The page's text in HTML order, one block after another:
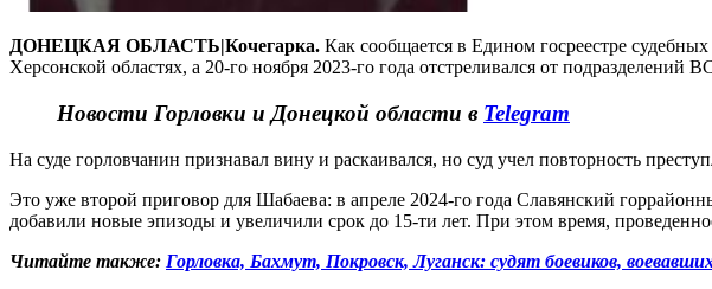
ДОНЕЦКАЯ ОБЛАСТЬ|Кочегарка. Как сообщается в Едином госреестре
Херсонской областях, а 20-го ноября 2023-го года отстреливался от
Новости Горловки и Донецкой области в Telegram
На суде горловчанин признавал вину и раскаивался, но суд учел повторность
Это уже второй приговор для Шабаева: в апреле 2024-го года Славянский
добавили новые эпизоды и увеличили срок до 15-ти лет. При этом время,
Читайте также: Горловка, Бахмут, Покровск, Луганск: судят боевиков,